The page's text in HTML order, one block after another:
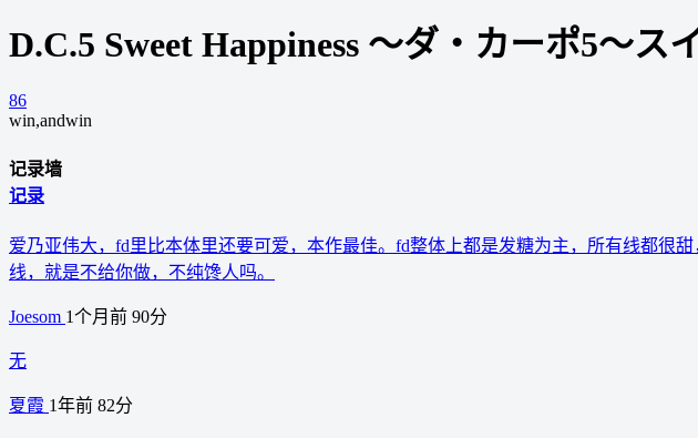
D.C.5 Sweet Happiness ～ダ・カーポ5～ス
86
win,andwin
记录墙
记录
爱乃亚伟大，fd里比本体里还要可爱，本作最佳。fd整体上都是发糖为主，所有线都很
线，就是不给你做，不纯馋人吗。
Joesom 1个月前 90分
无
夏霞 1年前 82分